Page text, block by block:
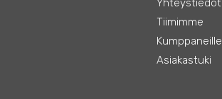
Yhteystiedot
Tiimimme
Kumppaneille
Asiakastuki